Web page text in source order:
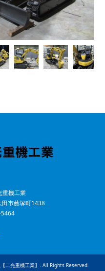
重機工業
市藪塚町1438
二光重機工業】 . All Rights Reserved.